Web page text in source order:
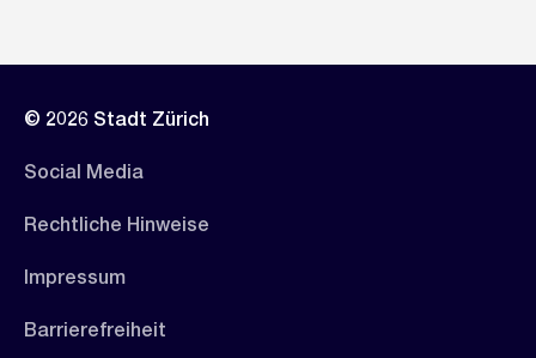
© 2026 Stadt Zürich
Social Media
Rechtliche Hinweise
Impressum
Barrierefreiheit